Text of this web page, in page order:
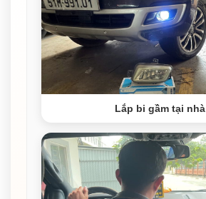
Lắp bi gầm tại nhà